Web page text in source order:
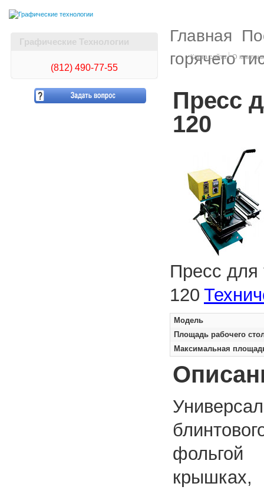
Карта сайта О
Графические Технологии
(812) 490-77-55
Главная
горячего
Пресс
120
Пресс для
120
Модель
Площадь рабочего
Максимальная
фольгой